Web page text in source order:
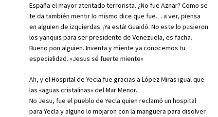
España el mayor atentado terrorista. ¿No fue Aznar? Como se
te da también mentir lo mismo dice que fue… a ver, piensa
en alguien de izquierdas. ¡Ya está! Guaidó. No este lo pusieron
los yanquis para ser presidente de Venezuela, es facha.
Bueno pon alguien. Inventa y miente ya conocemos tu
especialidad. «Jesus sé fuerte miente»
Ah, y el Hospital de Yecla fue gracias a López Miras igual que
las «aguas cristalinas» del Mar Menor.
No Jesu, fue el pueblo de Yecla quien reclamó un hospital
para Yecla y alguno lo mojaron con la manguera para disolver